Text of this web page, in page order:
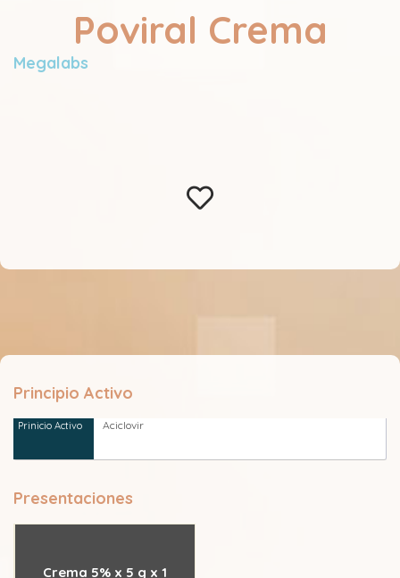
Poviral Crema
Megalabs
Principio Activo
Aciclovir
Presentaciones
Crema 5% x 5 g x 1